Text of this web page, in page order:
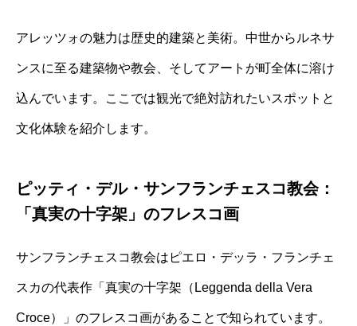
アレッツォの魅力は歴史的建築と美術。中世からルネサ
ンスに至る建築物や教会、そしてアートが町全体に溶け
込んでいます。ここでは観光で絶対訪れたいスポットと
文化体験を紹介します。
ピッティ・デル・サンフランチェスコ教会：
「真実の十字架」のフレスコ画
サンフランチェスコ教会はピエロ・デッラ・フランチェ
スカの代表作「真実の十字架（Leggenda della Vera
Croce）」のフレスコ画があることで知られています。